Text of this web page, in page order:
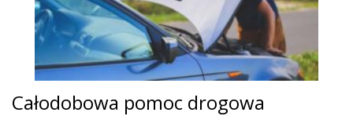
Całodobowa pomoc drogowa